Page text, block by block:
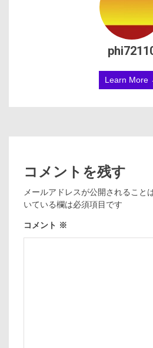
Learn More
コメントを残す
メールアドレスが公開されること
いている欄は必須項目です
コメント ※